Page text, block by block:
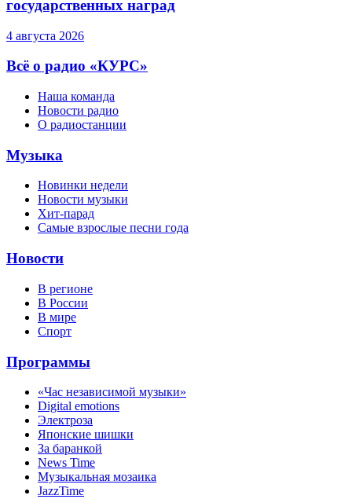
государственных наград
4 августа 2026
Всё о радио «КУРС»
Наша команда
Новости радио
О радиостанции
Музыка
Новинки недели
Новости музыки
Хит-парад
Самые взрослые песни года
Новости
В регионе
В России
В мире
Спорт
Программы
«Час независимой музыки»
Digital emotions
Электроза
Японскиe шишки
За баранкой
News Time
Музыкальная мозаика
JazzTime